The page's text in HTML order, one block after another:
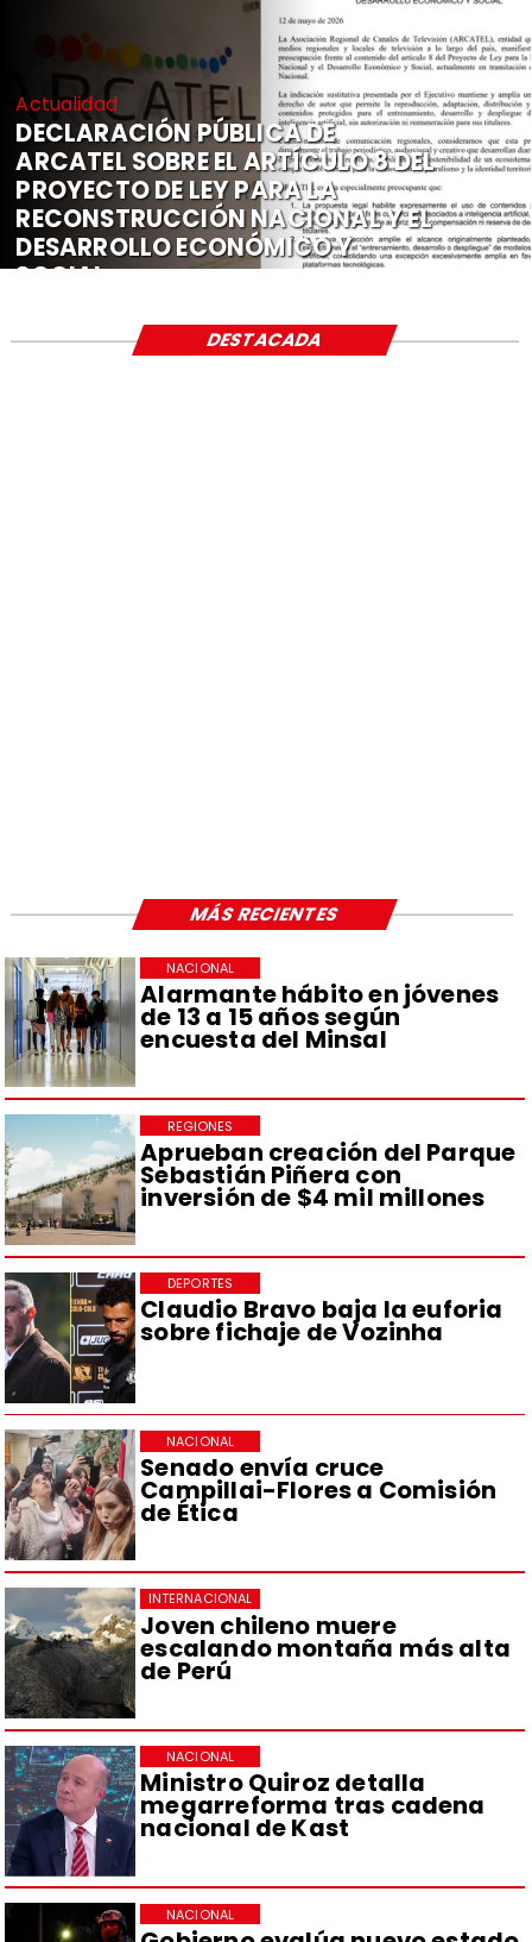
Actualidad
DECLARACIÓN PÚBLICA DE
ARCATEL SOBRE EL ARTÍCULO 8 DEL
PROYECTO DE LEY PARA LA
RECONSTRUCCIÓN NACIONAL Y EL
DESARROLLO ECONÓMICO Y
SOCIAL
Alarmante hábito en jóvenes
de 13 a 15 años según
encuesta del Minsal
NACIONAL
Aprueban creación del Parque
Sebastián Piñera con
inversión de $4 mil millones
REGIONES
Claudio Bravo baja la euforia
sobre fichaje de Vozinha
DEPORTES
Senado envía cruce
Campillai-Flores a Comisión
de Ética
NACIONAL
Joven chileno muere
escalando montaña más alta
de Perú
INTERNACIONAL
Ministro Quiroz detalla
megarreforma tras cadena
nacional de Kast
NACIONAL
NACIONAL
DESTACADA
MÁS RECIENTES